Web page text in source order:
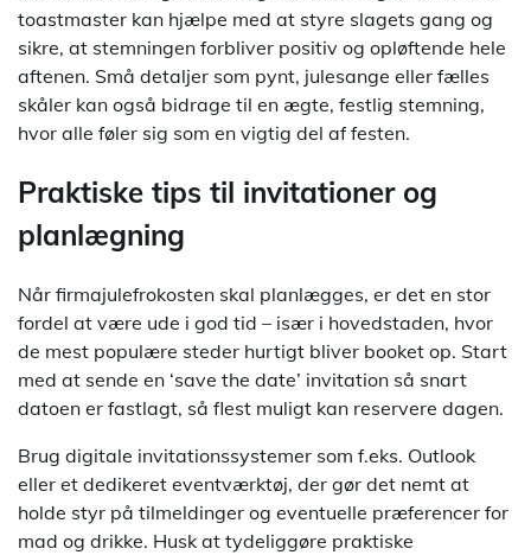
toastmaster kan hjælpe med at styre slagets gang og
sikre, at stemningen forbliver positiv og opløftende hele
aftenen. Små detaljer som pynt, julesange eller fælles
skåler kan også bidrage til en ægte, festlig stemning,
hvor alle føler sig som en vigtig del af festen.
Praktiske tips til invitationer og
planlægning
Når firmajulefrokosten skal planlægges, er det en stor
fordel at være ude i god tid – især i hovedstaden, hvor
de mest populære steder hurtigt bliver booket op. Start
med at sende en ‘save the date’ invitation så snart
datoen er fastlagt, så flest muligt kan reservere dagen.
Brug digitale invitationssystemer som f.eks. Outlook
eller et dedikeret eventværktøj, der gør det nemt at
holde styr på tilmeldinger og eventuelle præferencer for
mad og drikke. Husk at tydeliggøre praktiske